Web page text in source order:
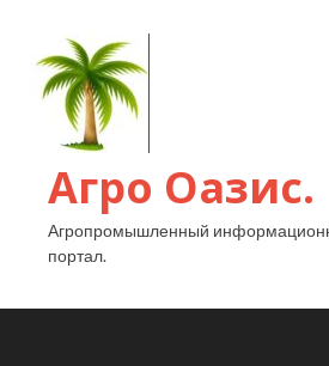
Агро Оазис.
Агропромышленный
портал.